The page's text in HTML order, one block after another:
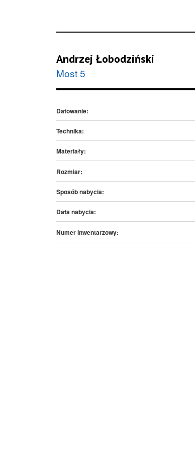
Andrzej Łobodziński
Most 5
Datowanie:
Technika:
Materiały:
Rozmiar:
Sposób nabycia:
Data nabycia:
Numer inwentarzowy: